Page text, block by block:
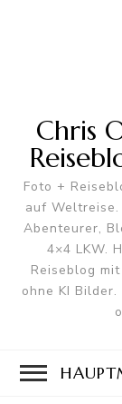
Chris
Foto +
auf
Abenteurer,
4×4 LKW.
Reiseblog
ohne KI